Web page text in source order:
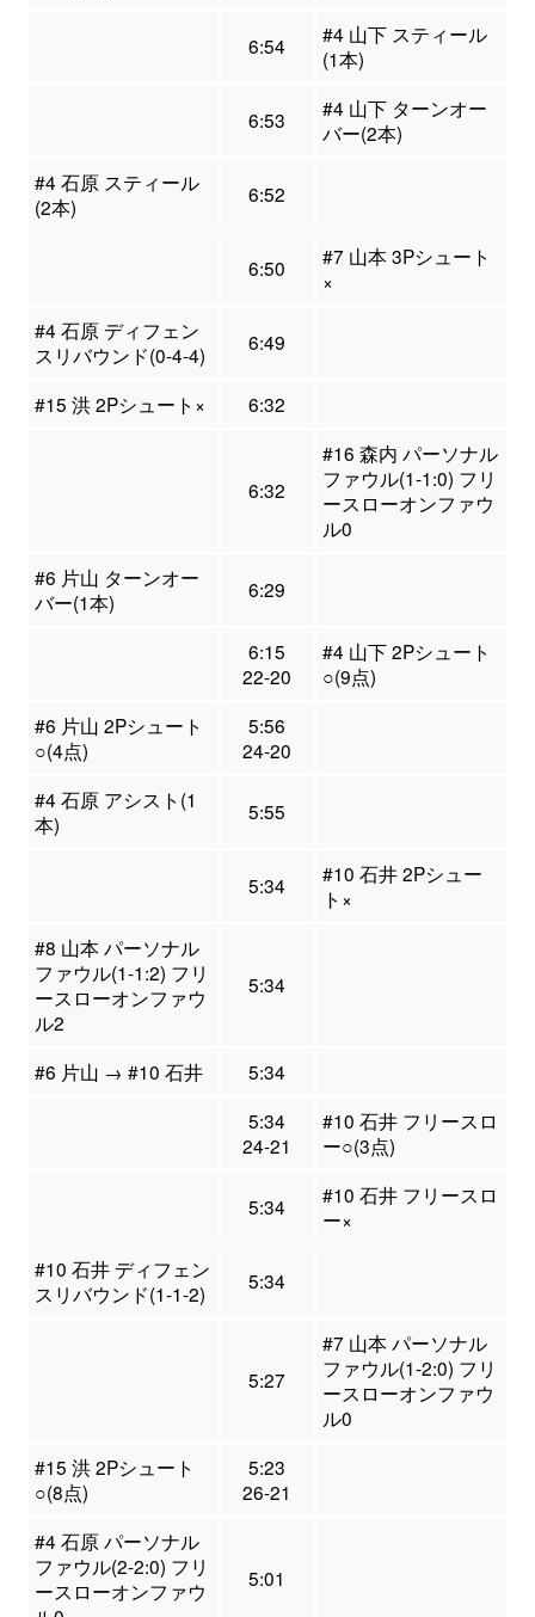
6:54
#4 山下 スティール
(1本)
6:53
#4 山下 ターンオー
バー(2本)
#4 石原 スティール
(2本)
6:52
6:50
#7 山本 3Pシュート
×
#4 石原 ディフェン
スリバウンド(0-4-4)
6:49
#15 洪 2Pシュート× 6:32
6:32
#16 森内 パーソナル
ファウル(1-1:0) フリ
ースローオンファウ
ル0
#6 片山 ターンオー
バー(1本)
6:29
6:15
22-20
#4 山下 2Pシュート
○(9点)
#6 片山 2Pシュート
○(4点)
5:56
24-20
#4 石原 アシスト(1
本)
5:55
5:34
#10 石井 2Pシュー
ト×
#8 山本 パーソナル
ファウル(1-1:2) フリ
ースローオンファウ
ル2
5:34
#6 片山 → #10 石井
5:34
5:34
24-21
#10 石井 フリースロ
ー○(3点)
5:34
#10 石井 フリースロ
ー×
#10 石井 ディフェン
スリバウンド(1-1-2)
5:34
5:27
#7 山本 パーソナル
ファウル(1-2:0) フリ
ースローオンファウ
ル0
#15 洪 2Pシュート
○(8点)
5:23
26-21
#4 石原 パーソナル
ファウル(2-2:0) フリ
ースローオンファウ
5:01